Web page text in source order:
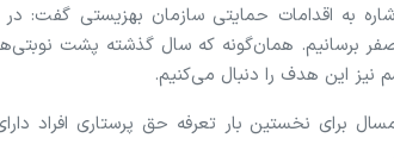
به اقدامات حمایتی سازمان بهزیستی گفت:
برسانیم. همان‌گونه که سال گذشته پشت
نیز این هدف را دنبال می‌کنیم.